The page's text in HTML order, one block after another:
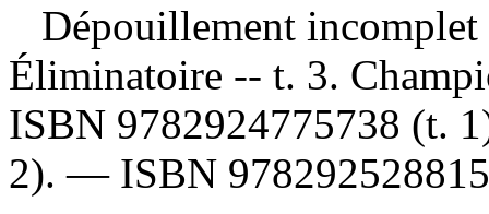
Dépouillement
Éliminatoire -- t. 3.
ISBN 9782924775738 (t.
2). — ISBN